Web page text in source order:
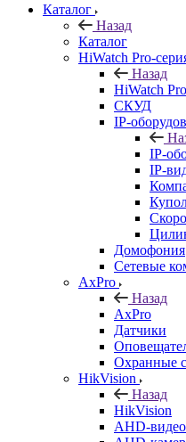
Каталог
Назад
Каталог
HiWatch Pro-
Назад
HiWatch
CКУД
IP-
IP-
IP-
Домофония
Сетевые
AxPro
Назад
AxPro
Датчики
Охранные
HikVision
Назад
HikVision
AHD-